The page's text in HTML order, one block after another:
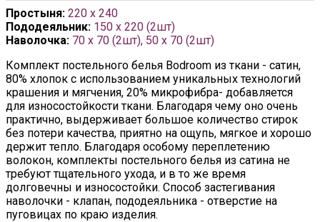
Простыня: 220 x 240
Пододеяльник: 150 x 220 (2шт)
Наволочка: 70 х 70 (2шт), 50 х 70 (2шт)
Комплект постельного белья Bodroom из ткани - сатин,
80% хлопок с использованием уникальных технологий
крашения и мягчения, 20% микрофибра- добавляется
для износостойкости ткани. Благодаря чему оно очень
практично, выдерживает большое количество стирок
без потери качества, приятно на ощупь, мягкое и хорошо
держит тепло. Благодаря особому переплетению
волокон, комплекты постельного белья из сатина не
требуют тщательного ухода, и в то же время
долговечны и износостойки. Способ застегивания
наволочки - клапан, пододеяльника - отверстие на
пуговицах по краю изделия.